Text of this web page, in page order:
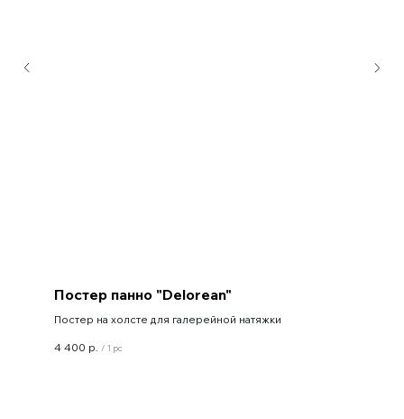
Постер панно "Delorean"
Постер на холсте для галерейной натяжки
4 400 р. / 1 pc